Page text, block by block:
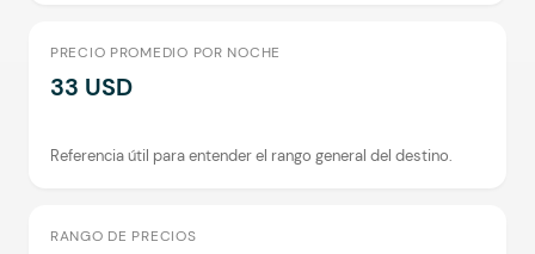
PRECIO PROMEDIO POR NOCHE
33 USD
Referencia útil para entender el rango general del destino.
RANGO DE PRECIOS